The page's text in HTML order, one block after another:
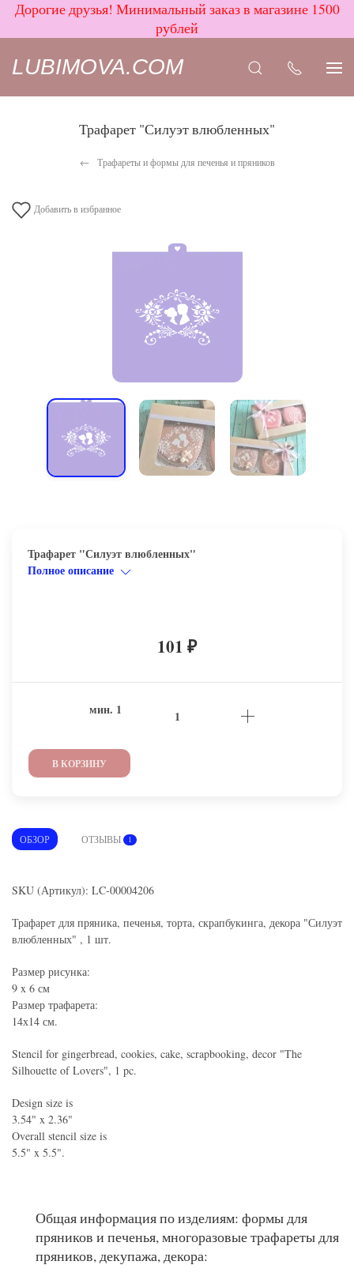
Дорогие друзья! Минимальный заказ в магазине 1500
рублей
LUBIMOVA.COM
Трафарет "Силуэт влюбленных"
Трафареты и формы для печенья и пряников
Добавить в избранное
Трафарет "Силуэт влюбленных"
Полное описание
101 ₽
мин. 1
В КОРЗИНУ
ОБЗОР ОТЗЫВЫ 1
SKU (Артикул): LC-00004206
Трафарет для пряника, печенья, торта, скрапбукинга, декора "Силуэт
влюбленных" , 1 шт.
Размер рисунка:
9 x 6 см
Размер трафарета:
14х14 см.
Stencil for gingerbread, cookies, cake, scrapbooking, decor "The
Silhouette of Lovers", 1 pc.
Design size is
3.54" x 2.36"
Overall stencil size is
5.5" x 5.5".
Общая информация по изделиям: формы для
пряников и печенья, многоразовые трафареты для
пряников, декупажа, декора: